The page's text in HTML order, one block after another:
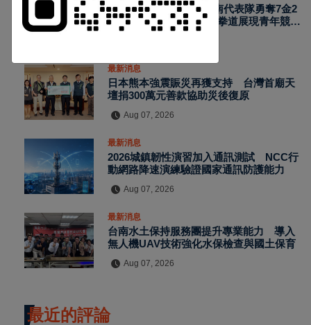
2026國際少年運動會台南代表隊勇奪7金2
銀4銅 游泳射箭籃球跆拳道展現青年競技
實力
最新消息
日本熊本強震賑災再獲支持 台灣首廟天
壇捐300萬元善款協助災後復原
Aug 07, 2026
最新消息
2026城鎮韌性演習加入通訊測試 NCC行
動網路降速演練驗證國家通訊防護能力
Aug 07, 2026
最新消息
台南水土保持服務團提升專業能力 導入
無人機UAV技術強化水保檢查與國土保育
Aug 07, 2026
最近的評論